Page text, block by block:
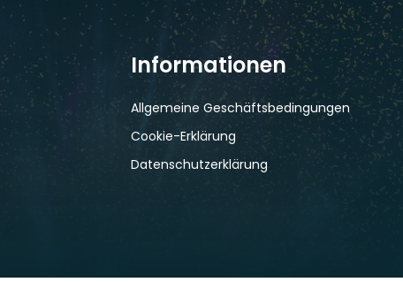
Informationen
Allgemeine Geschäftsbedingungen
Cookie-Erklärung
Datenschutzerklärung